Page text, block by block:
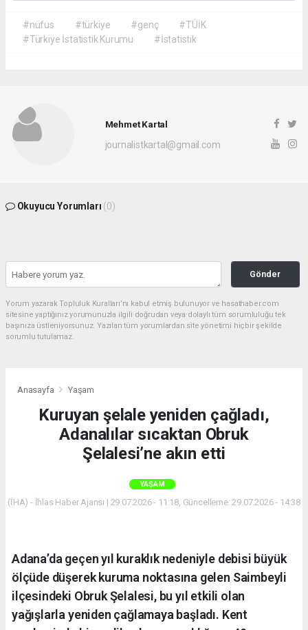
#nüfus #türkiye #genç
#TÜİK
#Türkiye İstatistik Kurumu
#İstatistik
Mehmet Kartal
journalistkartal@gmail.com
Okuyucu Yorumları (0)
Gönder
Yorum yazarak Topluluk Kuralları’nı kabul etmiş bulunuyor ve hasathaber.com
sitesine yaptığınız yorumunuzla ilgili doğrudan veya dolaylı tüm sorumluluğu tek
başınıza üstleniyorsunuz. Yazılan tüm yorumlardan site yönetimi hiçbir şekilde
sorumlu tutulamaz.
Anasayfa Yaşam
Kuruyan şelale yeniden çağladı,
Adanalılar sıcaktan Obruk
Şelalesi’ne akın etti
YAŞAM
(İHA) - İhlas Haber Ajansı | 29.07.2026 - 11:18, Güncelleme: 29.07.2026 - 14:38
Adana’da geçen yıl kuraklık nedeniyle debisi büyük
ölçüde düşerek kuruma noktasına gelen Saimbeyli
ilçesindeki Obruk Şelalesi, bu yıl etkili olan
yağışlarla yeniden çağlamaya başladı. Kent